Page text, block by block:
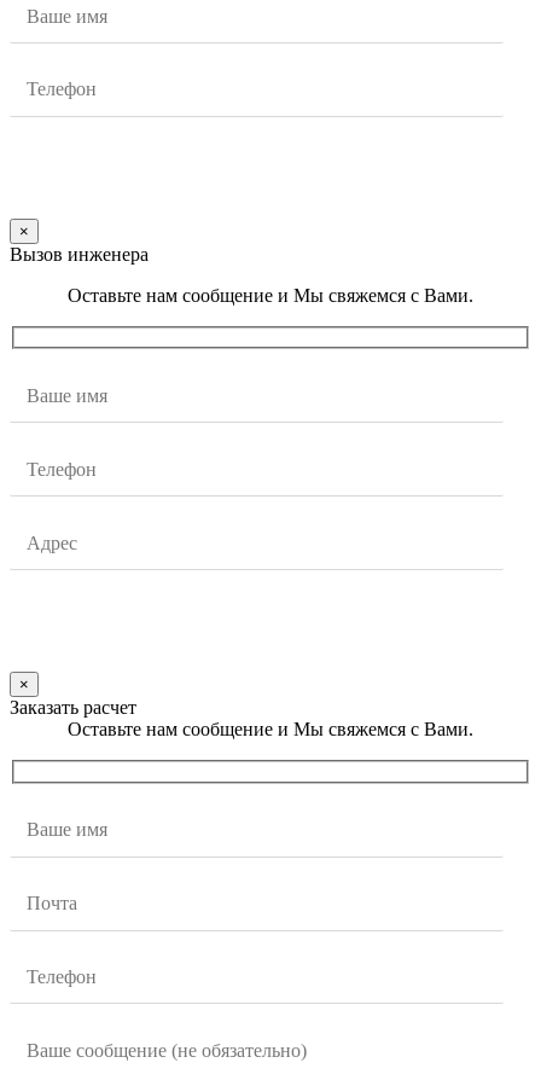
×
Вызов инженера
Оставьте нам сообщение и Мы свяжемся с Вами.
×
Заказать расчет
Оставьте нам сообщение и Мы свяжемся с Вами.